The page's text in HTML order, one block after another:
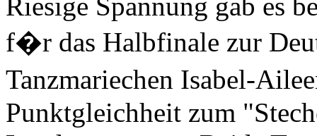
f�r das Halbfinale zur
Tanzmariechen Isabel-
Punktgleichheit zum